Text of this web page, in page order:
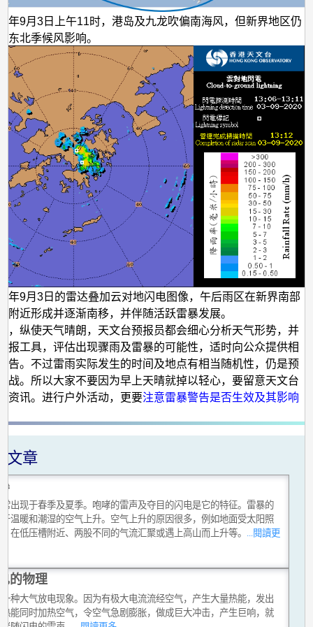
年9月3日上午11时，港岛及九龙吹偏南海风，但新界地区仍
东北季候风影响。
年9月3日的雷达叠加云对地闪电图像，午后雨区在新界南部
附近形成并逐渐南移，并伴随活跃雷暴发展。
，纵使天气晴朗，天文台预报员都会细心分析天气形势，并
报工具，评估出现骤雨及雷暴的可能性，适时向公众提供相
告。不过雷雨实际发生的时间及地点有相当随机性，仍是预
战。所以大家不要因为早上天晴就掉以轻心，要留意天文台
资讯。进行户外活动，更要注意雷暴警告是否生效及其影响
文章
出现于春季及夏季。咆哮的雷声及夺目的闪电是它的特征。雷暴的
温暖和潮湿的空气上升。空气上升的原因很多，例如地面受太阳照
在低压槽附近、两股不同的气流汇聚或遇上高山而上升等。
...閱讀更
的物理
种大气放电现象。因为有极大电流流经空气，产生大量热能，发出
能同时加热空气，令空气急剧膨胀，做成巨大冲击，产生巨响，就